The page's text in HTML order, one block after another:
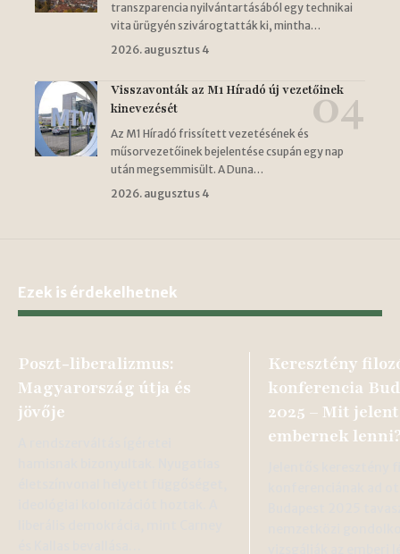
transzparencia nyilvántartásából egy technikai
vita ürügyén szivárogtatták ki, mintha…
2026. augusztus 4
Visszavonták az M1 Híradó új vezetőinek
kinevezését
Az M1 Híradó frissített vezetésének és
műsorvezetőinek bejelentése csupán egy nap
után megsemmisült. A Duna…
2026. augusztus 4
Ezek is érdekelhetnek
Poszt-liberalizmus:
Magyarország útja és
jövője
Keresztény
konferencia
2025 – Mit jelent
embernek